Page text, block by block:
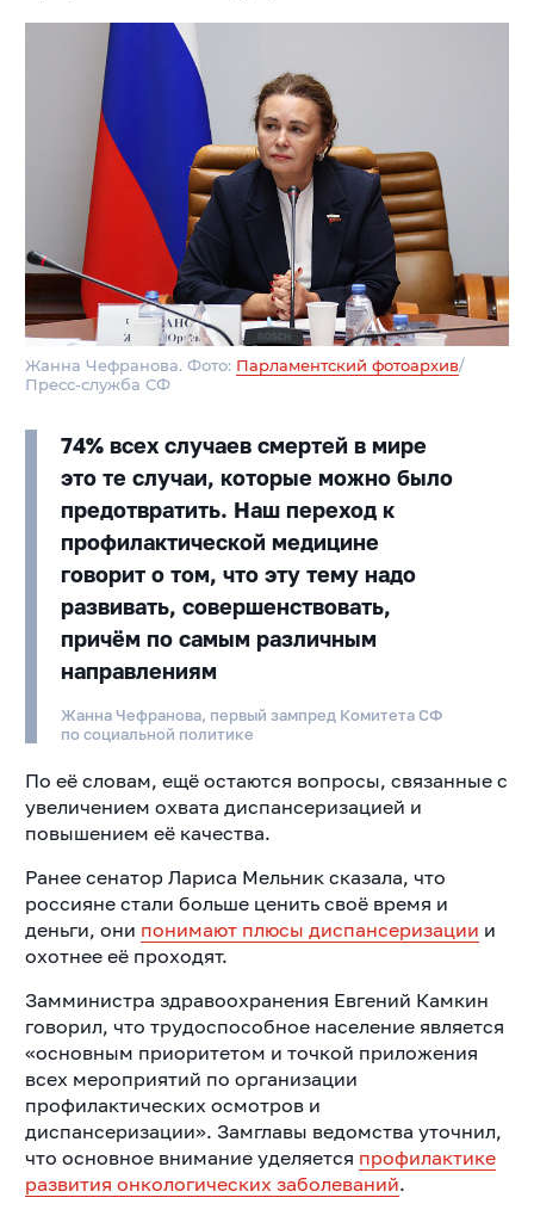
Жанна Чефранова. Фото: Парламентский фотоархив/
Пресс-служба СФ
74% всех случаев смертей в мире
это те случаи, которые можно было
предотвратить. Наш переход к
профилактической медицине
говорит о том, что эту тему надо
развивать, совершенствовать,
причём по самым различным
направлениям
Жанна Чефранова, первый зампред Комитета СФ
по социальной политике
По её словам, ещё остаются вопросы, связанные с
увеличением охвата диспансеризацией и
повышением её качества.
Ранее сенатор Лариса Мельник сказала, что
россияне стали больше ценить своё время и
деньги, они понимают плюсы диспансеризации и
охотнее её проходят.
Замминистра здравоохранения Евгений Камкин
говорил, что трудоспособное население является
«основным приоритетом и точкой приложения
всех мероприятий по организации
профилактических осмотров и
диспансеризации». Замглавы ведомства уточнил,
что основное внимание уделяется профилактике
развития онкологических заболеваний.